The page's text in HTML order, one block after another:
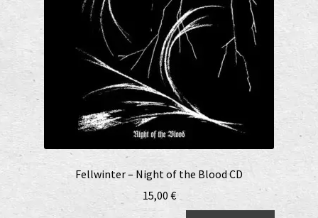
Fellwinter – Night of the Blood CD
15,00 €